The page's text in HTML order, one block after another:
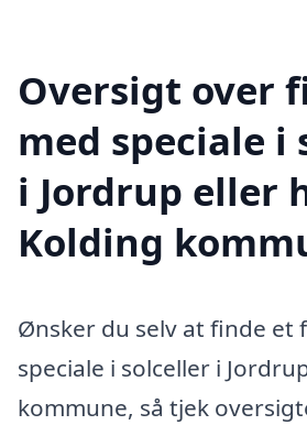
Oversigt over
med speciale i
i Jordrup eller
Kolding
Ønsker du selv at finde et
speciale i solceller i
kommune, så tjek